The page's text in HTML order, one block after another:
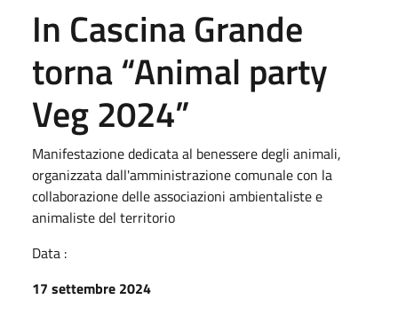
In Cascina Grande
torna “Animal party
Veg 2024”
Manifestazione dedicata al benessere degli animali,
organizzata dall'amministrazione comunale con la
collaborazione delle associazioni ambientaliste e
animaliste del territorio
Data :
17 settembre 2024